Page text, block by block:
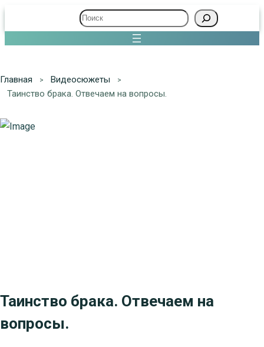
Поиск
Главная
Видеосюжеты
Таинство брака. Отвечаем на вопросы.
Таинство брака. Отвечаем на
вопросы.